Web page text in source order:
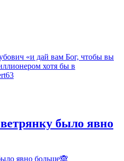
«и дай вам Бог, чтобы вы
хотя бы в
было явно
явно больше🙈